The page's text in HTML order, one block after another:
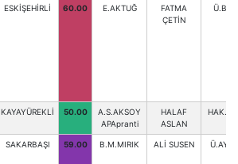
ESKİŞEHİRLİ 60.00 E.AKTUĞ
FATMA
ÇETİN
KAYAYÜREKLİ 50.00
A.S.AKSOY
APApranti
HALAF
ASLAN
SAKARBAŞI 59.00 B.M.MIRIK ALİ SUSEN